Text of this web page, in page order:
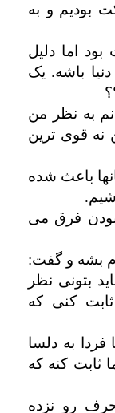
بودیم و به
اما دلیل
باشه. یک
به نظر من
نه قوی ترین
باعث شده
فرق می
بشه و گفت:
بتونی نظر
کنی که
به دلسا
ثابت کنه که
رو نزده